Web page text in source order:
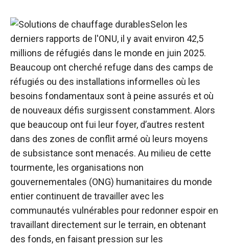
Selon les
derniers rapports de l'ONU, il y avait environ 42,5
millions de réfugiés dans le monde en juin 2025.
Beaucoup ont cherché refuge dans des camps de
réfugiés ou des installations informelles où les
besoins fondamentaux sont à peine assurés et où
de nouveaux défis surgissent constamment. Alors
que beaucoup ont fui leur foyer, d’autres restent
dans des zones de conflit armé où leurs moyens
de subsistance sont menacés. Au milieu de cette
tourmente, les organisations non
gouvernementales (ONG) humanitaires du monde
entier continuent de travailler avec les
communautés vulnérables pour redonner espoir en
travaillant directement sur le terrain, en obtenant
des fonds, en faisant pression sur les